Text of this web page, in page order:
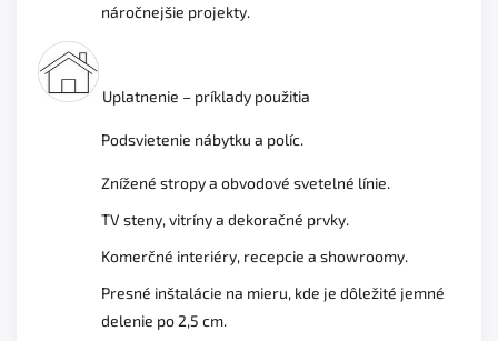
náročnejšie projekty.
Uplatnenie – príklady použitia
Podsvietenie nábytku a políc.
Znížené stropy a obvodové svetelné línie.
TV steny, vitríny a dekoračné prvky.
Komerčné interiéry, recepcie a showroomy.
Presné inštalácie na mieru, kde je dôležité jemné
delenie po 2,5 cm.